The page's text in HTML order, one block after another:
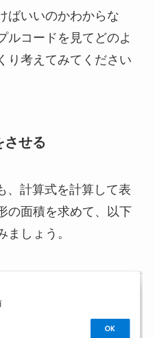
ばいいのかわからな
コードを見てどのよ
り考えてみてください
させる
、計算式を計算して表
の面積を求めて、以下
しょう。